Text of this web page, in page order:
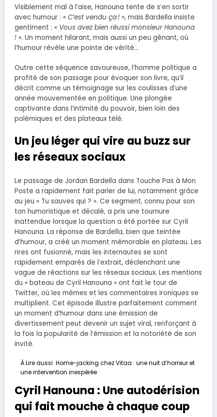
Visiblement mal à l’aise, Hanouna tente de s’en sortir
avec humour : « C’est vendu ça ! », mais Bardella insiste
gentiment : « Vous avez bien réussi monsieur Hanouna
! ». Un moment hilarant, mais aussi un peu gênant, où
l’humour révèle une pointe de vérité…
Outre cette séquence savoureuse, l’homme politique a
profité de son passage pour évoquer son livre, qu’il
décrit comme un témoignage sur les coulisses d’une
année mouvementée en politique. Une plongée
captivante dans l’intimité du pouvoir, bien loin des
polémiques et des plateaux télé.
Un jeu léger qui vire au buzz sur
les réseaux sociaux
Le passage de Jordan Bardella dans Touche Pas à Mon
Poste a rapidement fait parler de lui, notamment grâce
au jeu « Tu sauves qui ? ». Ce segment, connu pour son
ton humoristique et décalé, a pris une tournure
inattendue lorsque la question a été portée sur Cyril
Hanouna. La réponse de Bardella, bien que teintée
d’humour, a créé un moment mémorable en plateau. Les
rires ont fusionné, mais les internautes se sont
rapidement emparés de l’extrait, déclenchant une
vague de réactions sur les réseaux sociaux. Les mentions
du « bateau de Cyril Hanouna » ont fait le tour de
Twitter, où les mèmes et les commentaires ironiques se
multiplient. Cet épisode illustre parfaitement comment
un moment d’humour dans une émission de
divertissement peut devenir un sujet viral, renforçant à
la fois la popularité de l’émission et la notoriété de son
invité.
À Lire aussi Home-jacking chez Vitaa : une nuit d’horreur et
une intervention inespérée
Cyril Hanouna : Une autodérision
qui fait mouche à chaque coup